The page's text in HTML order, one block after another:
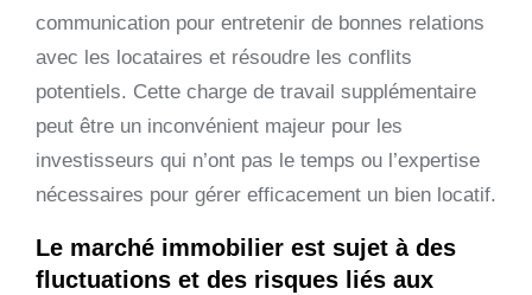
communication pour entretenir de bonnes relations
avec les locataires et résoudre les conflits
potentiels. Cette charge de travail supplémentaire
peut être un inconvénient majeur pour les
investisseurs qui n’ont pas le temps ou l’expertise
nécessaires pour gérer efficacement un bien locatif.
Le marché immobilier est sujet à des
fluctuations et des risques liés aux